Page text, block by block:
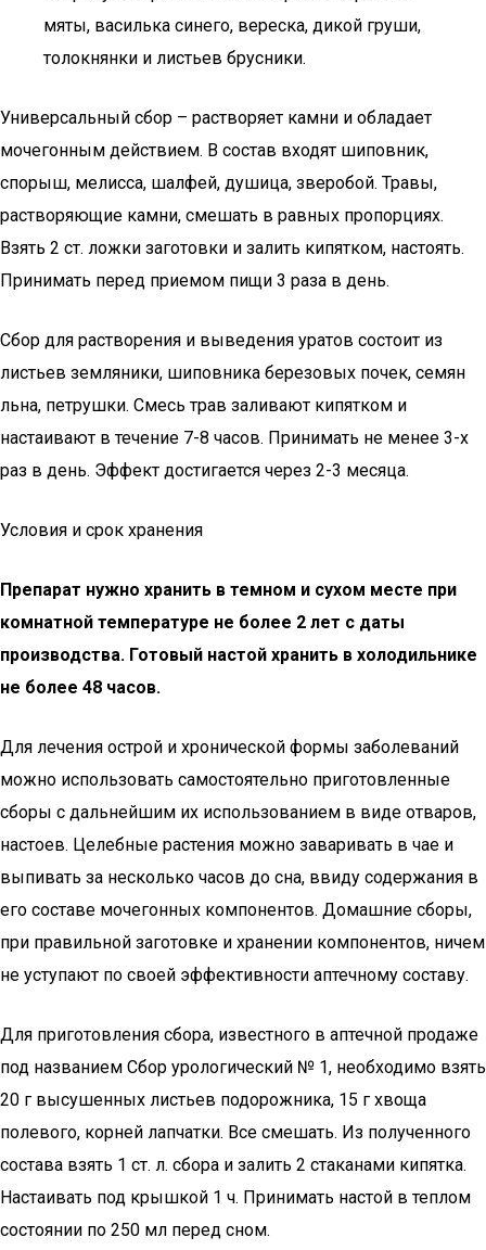
мяты, василька синего, вереска, дикой груши,
толокнянки и листьев брусники.
Универсальный сбор – растворяет камни и обладает
мочегонным действием. В состав входят шиповник,
спорыш, мелисса, шалфей, душица, зверобой. Травы,
растворяющие камни, смешать в равных пропорциях.
Взять 2 ст. ложки заготовки и залить кипятком, настоять.
Принимать перед приемом пищи 3 раза в день.
Сбор для растворения и выведения уратов состоит из
листьев земляники, шиповника березовых почек, семян
льна, петрушки. Смесь трав заливают кипятком и
настаивают в течение 7-8 часов. Принимать не менее 3-х
раз в день. Эффект достигается через 2-3 месяца.
Условия и срок хранения
Препарат нужно хранить в темном и сухом месте при
комнатной температуре не более 2 лет с даты
производства. Готовый настой хранить в холодильнике
не более 48 часов.
Для лечения острой и хронической формы заболеваний
можно использовать самостоятельно приготовленные
сборы с дальнейшим их использованием в виде отваров,
настоев. Целебные растения можно заваривать в чае и
выпивать за несколько часов до сна, ввиду содержания в
его составе мочегонных компонентов. Домашние сборы,
при правильной заготовке и хранении компонентов, ничем
не уступают по своей эффективности аптечному составу.
Для приготовления сбора, известного в аптечной продаже
под названием Сбор урологический № 1, необходимо взять
20 г высушенных листьев подорожника, 15 г хвоща
полевого, корней лапчатки. Все смешать. Из полученного
состава взять 1 ст. л. сбора и залить 2 стаканами кипятка.
Настаивать под крышкой 1 ч. Принимать настой в теплом
состоянии по 250 мл перед сном.